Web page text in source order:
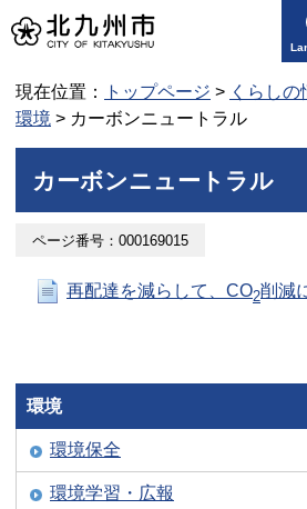
現在位置： トップページ > くらしの
環境 > カーボンニュートラル
カーボンニュートラル
ページ番号：000169015
再配達を減らして、CO2削減
環境
環境保全
環境学習・広報